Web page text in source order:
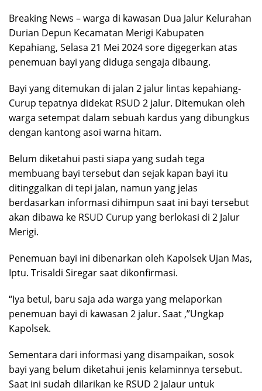
Breaking News – warga di kawasan Dua Jalur Kelurahan
Durian Depun Kecamatan Merigi Kabupaten
Kepahiang, Selasa 21 Mei 2024 sore digegerkan atas
penemuan bayi yang diduga sengaja dibaung.
Bayi yang ditemukan di jalan 2 jalur lintas kepahiang-
Curup tepatnya didekat RSUD 2 jalur. Ditemukan oleh
warga setempat dalam sebuah kardus yang dibungkus
dengan kantong asoi warna hitam.
Belum diketahui pasti siapa yang sudah tega
membuang bayi tersebut dan sejak kapan bayi itu
ditinggalkan di tepi jalan, namun yang jelas
berdasarkan informasi dihimpun saat ini bayi tersebut
akan dibawa ke RSUD Curup yang berlokasi di 2 Jalur
Merigi.
Penemuan bayi ini dibenarkan oleh Kapolsek Ujan Mas,
Iptu. Trisaldi Siregar saat dikonfirmasi.
“Iya betul, baru saja ada warga yang melaporkan
penemuan bayi di kawasan 2 jalur. Saat ,”Ungkap
Kapolsek.
Sementara dari informasi yang disampaikan, sosok
bayi yang belum diketahui jenis kelaminnya tersebut.
Saat ini sudah dilarikan ke RSUD 2 jalaur untuk